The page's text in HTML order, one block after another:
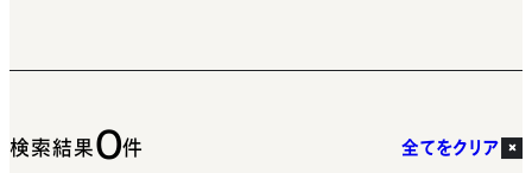
検索結果0件 全てをクリア